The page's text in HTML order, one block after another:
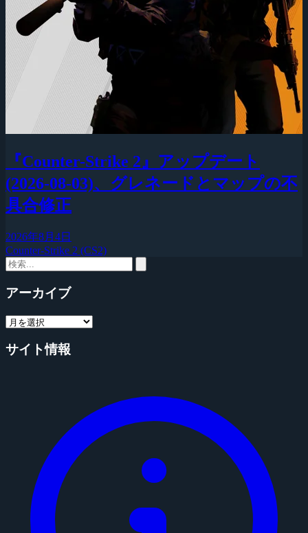
『Counter-Strike 2』アップデート
(2026-08-03)、グレネードとマップの不
具合修正
2026年8月4日
Counter-Strike 2 (CS2)
アーカイブ
サイト情報